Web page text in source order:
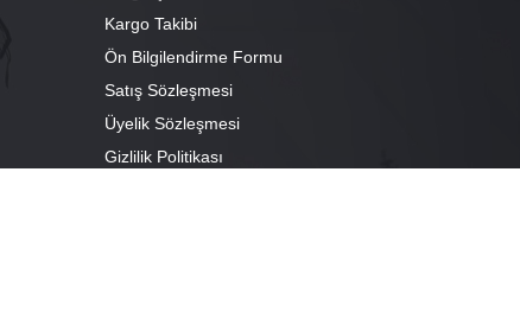
Kargo Takibi
Ön Bilgilendirme Formu
Satış Sözleşmesi
Üyelik Sözleşmesi
Gizlilik Politikası